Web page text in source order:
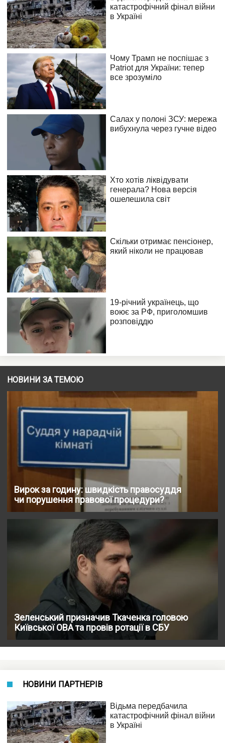
НОВИНИ ЗА ТЕМОЮ
Вирок за годину: швидкість правосуддя
чи порушення правової процедури?
Зеленський призначив Ткаченка головою
Київської ОВА та провів ротації в СБУ
НОВИНИ ПАРТНЕРІВ